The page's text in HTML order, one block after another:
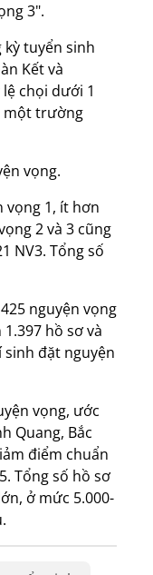
3".
tuyển sinh
Kết và
chọi dưới 1
một trường
vọng.
vọng 1, ít hơn
2 và 3 cũng
NV3. Tổng số
nguyện vọng
hồ sơ và
sinh đặt nguyện
vọng, ước
Quang, Bắc
điểm chuẩn
Tổng số hồ sơ
ở mức 5.000-